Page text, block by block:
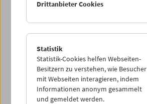
Drittanbieter Cookies
Statistik
Statistik-Cookies helfen Webseiten-
Besitzern zu verstehen, wie Besucher
mit Webseiten interagieren, indem
Informationen anonym gesammelt
und gemeldet werden.